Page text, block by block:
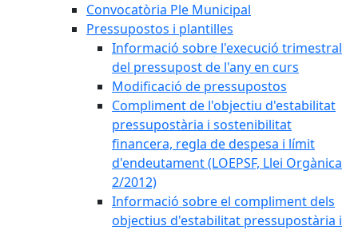
Convocatòria Ple Municipal
Pressupostos i plantilles
Informació sobre l'execució trimestral
del pressupost de l'any en curs
Modificació de pressupostos
Compliment de l'objectiu d'estabilitat
pressupostària i sostenibilitat
financera, regla de despesa i límit
d'endeutament (LOEPSF, Llei Orgànica
2/2012)
Informació sobre el compliment dels
objectius d'estabilitat pressupostària i